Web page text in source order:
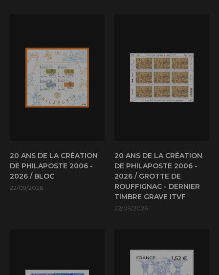
20 ANS DE LA CRÉATION
DE PHILAPOSTE 2006 -
2026 / BLOC
22/09/2026
20 ANS DE LA CRÉATION
DE PHILAPOSTE 2006 -
2026 / GROTTE DE
ROUFFIGNAC - DERNIER
TIMBRE GRAVE ITVF
22/09/2026